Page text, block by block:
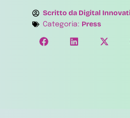
Scritto da Digital
Categoria: Press